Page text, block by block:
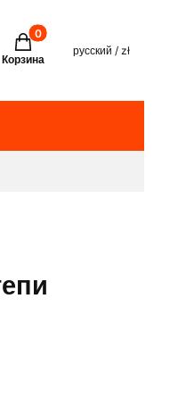
Товары в корзине: 0. See
Корзина
русский / zł